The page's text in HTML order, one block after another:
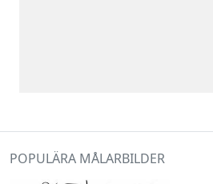
POPULÄRA MÅLARBILDER